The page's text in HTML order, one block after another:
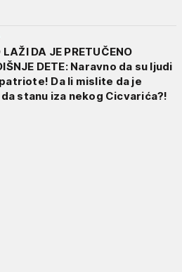
DA JE PRETUČENO
DETE: Naravno da su ljudi
Da li mislite da je
stanu iza nekog Cicvarića?!